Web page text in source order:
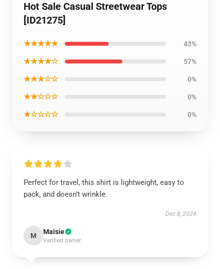
Hot Sale Casual Streetwear Tops
[ID21275]
★★★★★ 43%
★★★★☆ 57%
★★★☆☆ 0%
★★☆☆☆ 0%
★☆☆☆☆ 0%
Perfect for travel, this shirt is lightweight, easy to
pack, and doesn’t wrinkle.
Dec 8, 2024
M Maisie
Verified owner